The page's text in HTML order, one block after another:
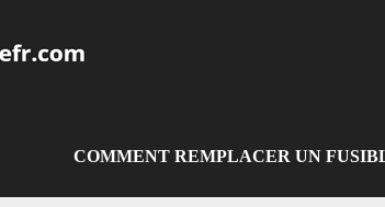
COMMENT REMPLACER UN